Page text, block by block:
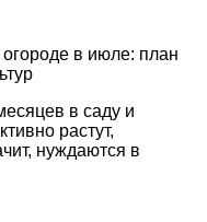
в июле: план
в саду и
растут,
нуждаются в